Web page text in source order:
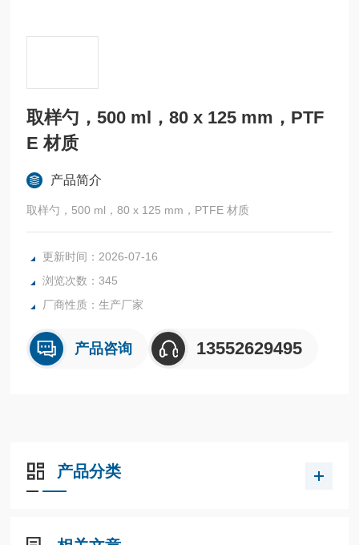
取样勺，500 ml，80 x 125 mm，PTF
E 材质
产品简介
取样勺，500 ml，80 x 125 mm，PTFE 材质
更新时间：2026-07-16
浏览次数：345
厂商性质：生产厂家
产品咨询 13552629495
产品分类